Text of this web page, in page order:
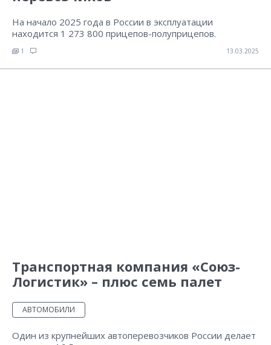
На начало 2025 года в России в эксплуатации
находится 1 273 800 прицепов-полуприцепов.
1 13.03.2025
Транспортная компания «Союз-
Логистик» – плюс семь палет
АВТОМОБИЛИ
Один из крупнейших автоперевозчиков России делает